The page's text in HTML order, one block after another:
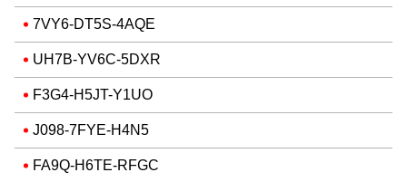
7VY6-DT5S-4AQE
UH7B-YV6C-5DXR
F3G4-H5JT-Y1UO
J098-7FYE-H4N5
FA9Q-H6TE-RFGC